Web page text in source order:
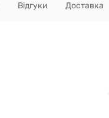
Відгуки Доставка